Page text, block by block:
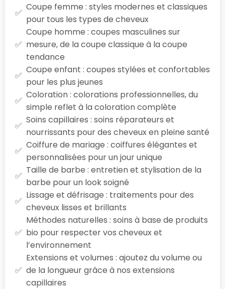
Coupe femme : styles modernes et classiques
pour tous les types de cheveux
Coupe homme : coupes masculines sur
mesure, de la coupe classique à la coupe
tendance
Coupe enfant : coupes stylées et confortables
pour les plus jeunes
Coloration : colorations professionnelles, du
simple reflet à la coloration complète
Soins capillaires : soins réparateurs et
nourrissants pour des cheveux en pleine santé
Coiffure de mariage : coiffures élégantes et
personnalisées pour un jour unique
Taille de barbe : entretien et stylisation de la
barbe pour un look soigné
Lissage et défrisage : traitements pour des
cheveux lisses et brillants
Méthodes naturelles : soins à base de produits
bio pour respecter vos cheveux et
l’environnement
Extensions et volumes : ajoutez du volume ou
de la longueur grâce à nos extensions
capillaires